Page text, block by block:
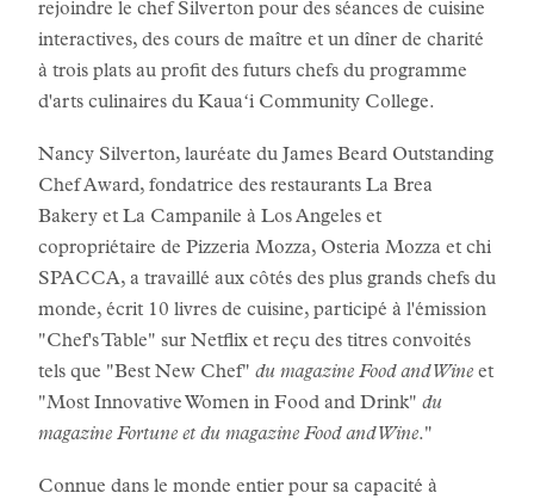
rejoindre le chef Silverton pour des séances de cuisine
interactives, des cours de maître et un dîner de charité
à trois plats au profit des futurs chefs du programme
d'arts culinaires du Kauaʻi Community College.
Nancy Silverton, lauréate du James Beard Outstanding
Chef Award, fondatrice des restaurants La Brea
Bakery et La Campanile à Los Angeles et
copropriétaire de Pizzeria Mozza, Osteria Mozza et chi
SPACCA, a travaillé aux côtés des plus grands chefs du
monde, écrit 10 livres de cuisine, participé à l'émission
"Chef's Table" sur Netflix et reçu des titres convoités
tels que "Best New Chef" du magazine Food and Wine et
"Most Innovative Women in Food and Drink" du
magazine Fortune et du magazine Food and Wine."
Connue dans le monde entier pour sa capacité à